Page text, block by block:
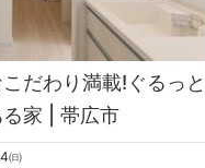
だわり満載!ぐるっと
家 | 帯広市
㈰